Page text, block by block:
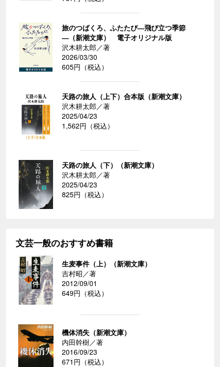
旅のつばくろ、ふたたび―飛び立つ季節
―（新潮文庫） 電子オリジナル版
沢木耕太郎／著
2026/03/30
605円（税込）
天路の旅人（上下）合本版（新潮文庫）
沢木耕太郎／著
2025/04/23
1,562円（税込）
天路の旅人（下）（新潮文庫）
沢木耕太郎／著
2025/04/23
825円（税込）
文芸一般のおすすめ書籍
生麦事件（上）（新潮文庫）
吉村昭／著
2012/09/01
649円（税込）
機体消失（新潮文庫）
内田幹樹／著
2016/09/23
671円（税込）